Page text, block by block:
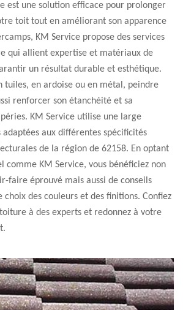
est une solution efficace pour prolonger
toit tout en améliorant son apparence
KM Service propose des services
qui allient expertise et matériaux de
un résultat durable et esthétique.
tuiles, en ardoise ou en métal, peindre
renforcer son étanchéité et sa
KM Service utilise une large
aux différentes spécificités
de la région de 62158. En optant
comme KM Service, vous bénéficiez non
faire éprouvé mais aussi de conseils
choix des couleurs et des finitions. Confiez
à des experts et redonnez à votre